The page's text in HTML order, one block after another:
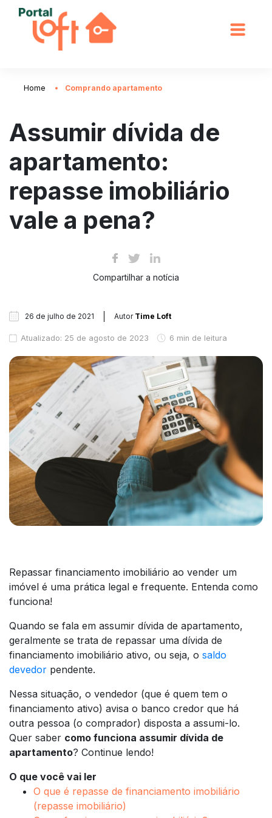
Home Comprando apartamento
Assumir dívida de
apartamento:
repasse imobiliário
vale a pena?
Compartilhar a notícia
26 de julho de 2021 Autor Time Loft
Atualizado: 25 de agosto de 2023 6 min de leitura
Repassar financiamento imobiliário ao vender um
imóvel é uma prática legal e frequente. Entenda como
funciona!
Quando se fala em assumir dívida de apartamento,
geralmente se trata de repassar uma dívida de
financiamento imobiliário ativo, ou seja, o saldo
devedor pendente.
Nessa situação, o vendedor (que é quem tem o
financiamento ativo) avisa o banco credor que há
outra pessoa (o comprador) disposta a assumi-lo.
Quer saber como funciona assumir dívida de
apartamento? Continue lendo!
O que você vai ler
O que é repasse de financiamento imobiliário
(repasse imobiliário)